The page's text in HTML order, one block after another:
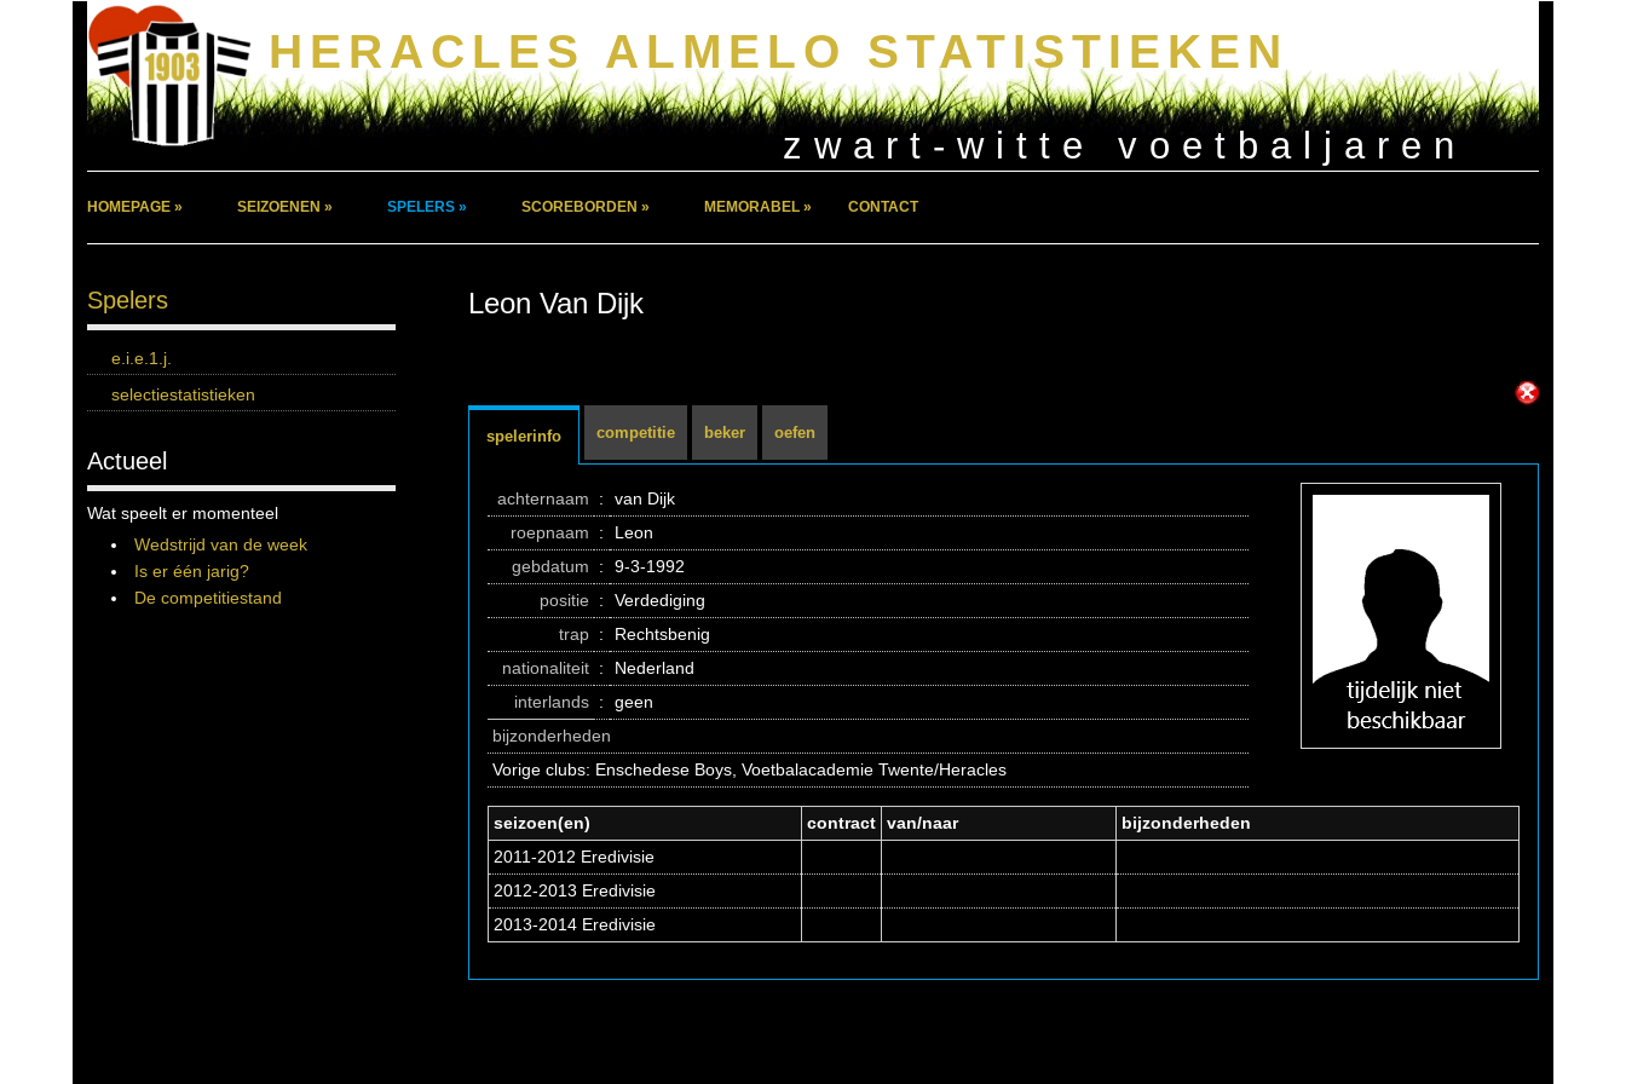
HERACLES ALMELO STATISTIEKEN
zwart-witte voetbaljaren
HOMEPAGE » SEIZOENEN » SPELERS » SCOREBORDEN » MEMORABEL » CONTACT
Spelers
e.i.e.1.j.
selectiestatistieken
Actueel
Wat speelt er momenteel
Wedstrijd van de week
Is er één jarig?
De competitiestand
Leon Van Dijk
spelerinfo competitie beker oefen
achternaam :
van Dijk
roepnaam
:
Leon
gebdatum
:
9-3-1992
positie :
Verdediging
trap :
Rechtsbenig
nationaliteit :
Nederland
interlands :
geen
bijzonderheden
Vorige clubs: Enschedese Boys, Voetbalacademie Twente/Heracles
seizoen(en) contract van/naar
bijzonderheden
2011-2012 Eredivisie
2012-2013 Eredivisie
2013-2014 Eredivisie